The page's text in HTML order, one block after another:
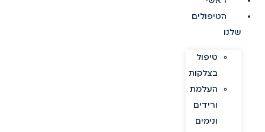
הטיפולים
שלנו
טיפול
בצלקות
העלמת
ורידים
ונימים